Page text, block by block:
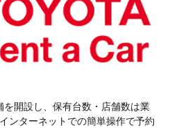
開設し、保有台数・店舗数は業
ンターネットでの簡単操作で予約